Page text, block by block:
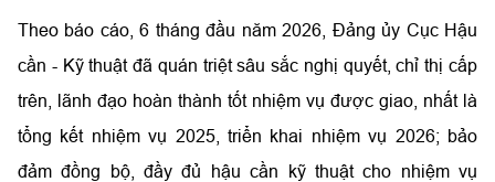
Theo báo cáo, 6 tháng đầu năm 2026, Đảng ủy Cục Hậu
cần - Kỹ thuật đã quán triệt sâu sắc nghị quyết, chỉ thị cấp
trên, lãnh đạo hoàn thành tốt nhiệm vụ được giao, nhất là
tổng kết nhiệm vụ 2025, triển khai nhiệm vụ 2026; bảo
đảm đồng bộ, đầy đủ hậu cần kỹ thuật cho nhiệm vụ